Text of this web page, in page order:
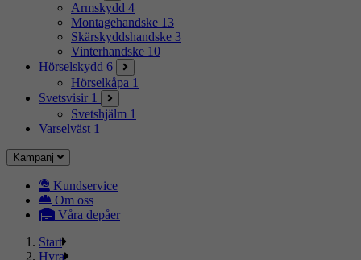
Armskydd 4
Montagehandske 13
Skärskyddshandske 3
Vinterhandske 10
Hörselskydd 6
Hörselkåpa 1
Svetsvisir 1
Svetshjälm 1
Varselväst 1
Kampanj
Kundservice
Om oss
Våra depåer
Start
Hyra